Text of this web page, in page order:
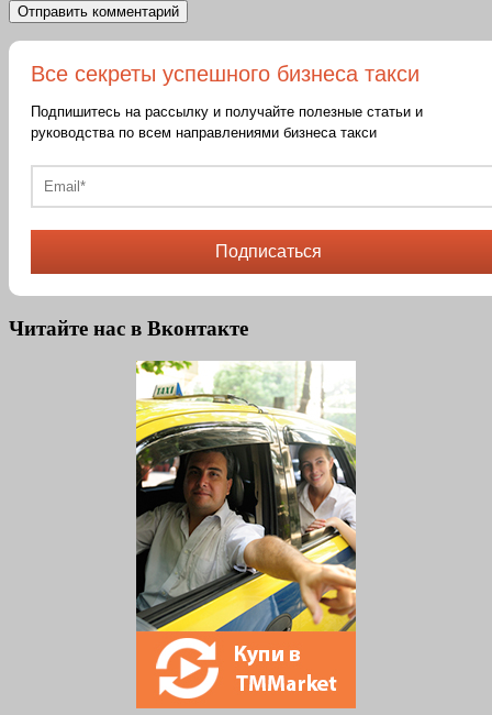
Все секреты успешного бизнеса такси
Подпишитесь на рассылку и получайте полезные статьи и
руководства по всем направлениями бизнеса такси
Подписаться
Читайте нас в Вконтакте